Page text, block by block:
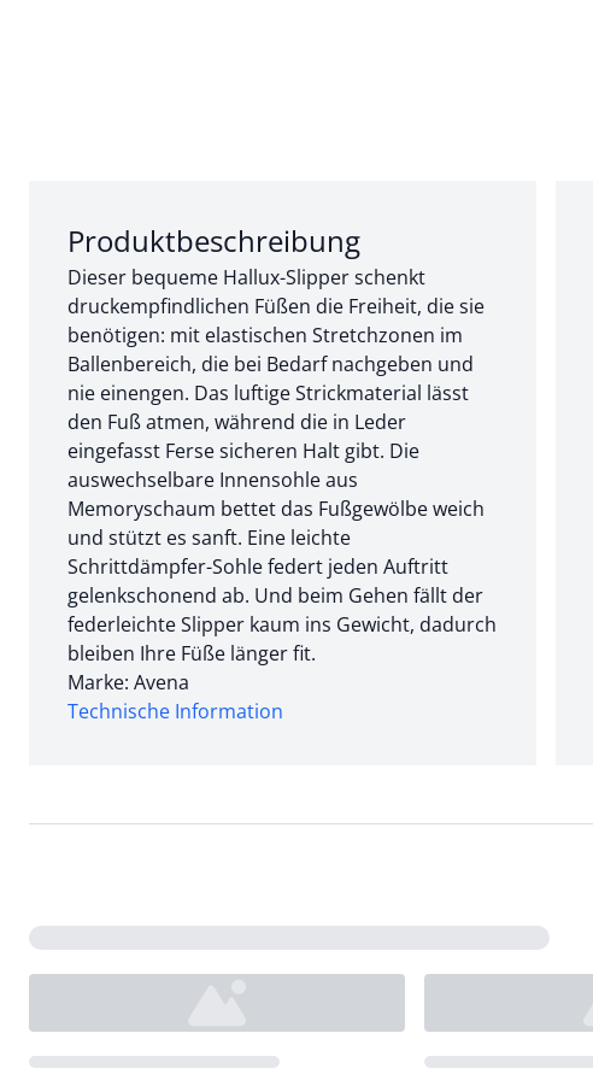
Abschnitt 1 von 3:
Produktbeschreibung
Dieser bequeme Hallux-Slipper schenkt
druckempfindlichen Füßen die Freiheit, die sie
benötigen: mit elastischen Stretchzonen im
Ballenbereich, die bei Bedarf nachgeben und
nie einengen. Das luftige Strickmaterial lässt
den Fuß atmen, während die in Leder
eingefasst Ferse sicheren Halt gibt. Die
auswechselbare Innensohle aus
Memoryschaum bettet das Fußgewölbe weich
und stützt es sanft. Eine leichte
Schrittdämpfer-Sohle federt jeden Auftritt
gelenkschonend ab. Und beim Gehen fällt der
federleichte Slipper kaum ins Gewicht, dadurch
bleiben Ihre Füße länger fit.
Marke: Avena
Technische Information